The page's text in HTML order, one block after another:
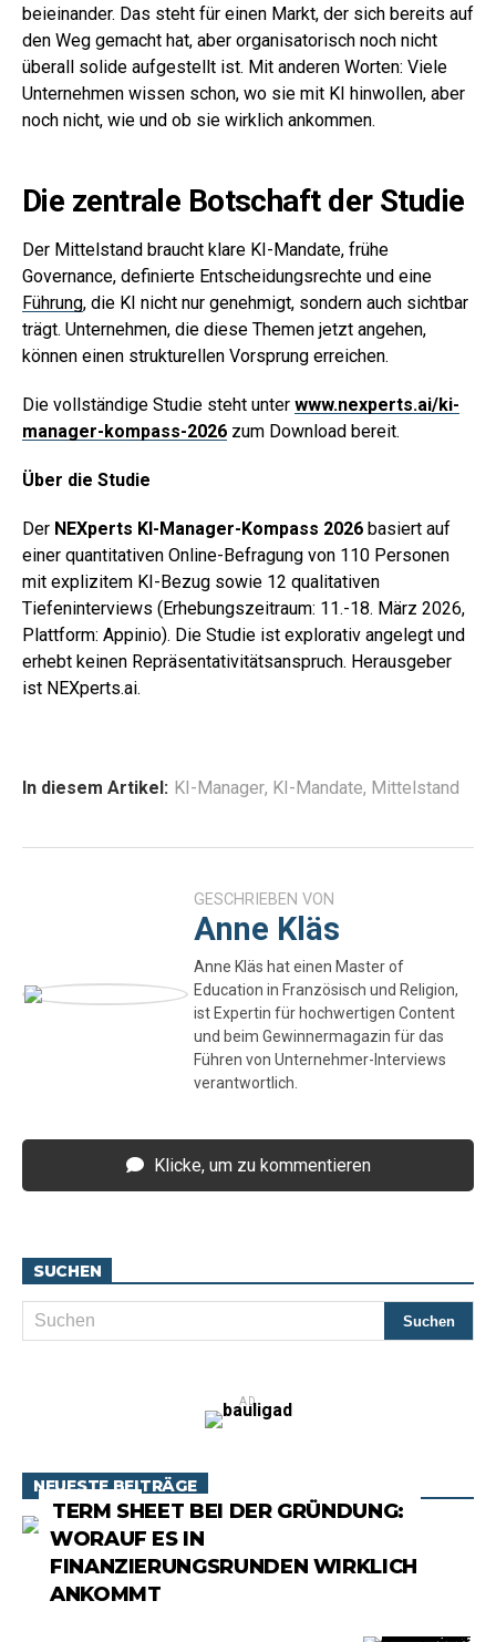
beieinander. Das steht für einen Markt, der sich bereits auf
den Weg gemacht hat, aber organisatorisch noch nicht
überall solide aufgestellt ist. Mit anderen Worten: Viele
Unternehmen wissen schon, wo sie mit KI hinwollen, aber
noch nicht, wie und ob sie wirklich ankommen.
Die zentrale Botschaft der Studie
Der Mittelstand braucht klare KI-Mandate, frühe
Governance, definierte Entscheidungsrechte und eine
Führung, die KI nicht nur genehmigt, sondern auch sichtbar
trägt. Unternehmen, die diese Themen jetzt angehen,
können einen strukturellen Vorsprung erreichen.
Die vollständige Studie steht unter www.nexperts.ai/ki-
manager-kompass-2026 zum Download bereit.
Über die Studie
Der NEXperts KI-Manager-Kompass 2026 basiert auf
einer quantitativen Online-Befragung von 110 Personen
mit explizitem KI-Bezug sowie 12 qualitativen
Tiefeninterviews (Erhebungszeitraum: 11.-18. März 2026,
Plattform: Appinio). Die Studie ist explorativ angelegt und
erhebt keinen Repräsentativitätsanspruch. Herausgeber
ist NEXperts.ai.
In diesem Artikel: KI-Manager, KI-Mandate, Mittelstand
GESCHRIEBEN VON
Anne Kläs
Anne Kläs hat einen Master of
Education in Französisch und Religion,
ist Expertin für hochwertigen Content
und beim Gewinnermagazin für das
Führen von Unternehmer-Interviews
verantwortlich.
Klicke, um zu kommentieren
SUCHEN
AD
NEUESTE BEITRÄGE
TERM SHEET BEI DER GRÜNDUNG:
WORAUF ES IN
FINANZIERUNGSRUNDEN WIRKLICH
ANKOMMT